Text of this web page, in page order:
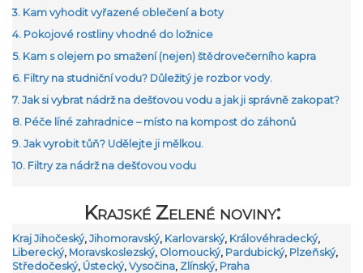
3. Kam vyhodit vyřazené oblečení a boty
4. Pokojové rostliny vhodné do ložnice
5. Kam s olejem po smažení (nejen) štědrovečerního kapra
6. Filtry na studniční vodu? Důležitý je rozbor vody.
7. Jak si vybrat nádrž na dešťovou vodu a jak ji správně zakopat?
8. Péče líné zahradnice – místo na kompost do záhonů
9. Jak vyrobit tůň? Udělejte ji mělkou.
10. Filtry za nádrž na dešťovou vodu
Krajské Zelené noviny:
Kraj Jihočeský, Jihomoravský, Karlovarský, Královéhradecký,
Liberecký, Moravskoslezský, Olomoucký, Pardubický, Plzeňský,
Středočeský, Ústecký, Vysočina, Zlínský, Praha